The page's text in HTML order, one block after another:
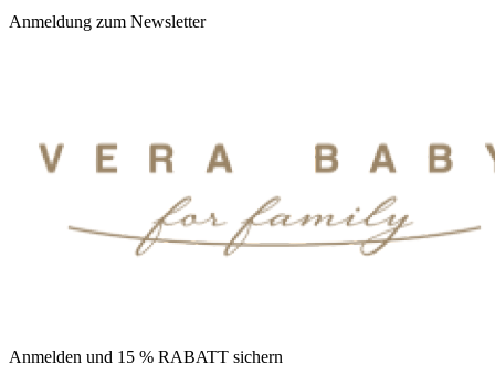
Anmeldung zum Newsletter
Anmelden und 15 % RABATT sichern